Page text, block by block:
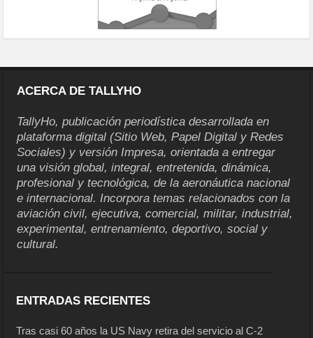
ACERCA DE TALLYHO
TallyHo, publicación periodística desarrollada en
plataforma digital (Sitio Web, Papel Digital y Redes
Sociales) y versión Impresa, orientada a entregar
una visión global, integral, entretenida, dinámica,
profesional y tecnológica, de la aeronáutica nacional
e internacional. Incorpora temas relacionados con la
aviación civil, ejecutiva, comercial, militar, industrial,
experimental, entrenamiento, deportivo, social y
cultural.
ENTRADAS RECIENTES
Tras casi 60 años la US Navy retira del servicio al C-2